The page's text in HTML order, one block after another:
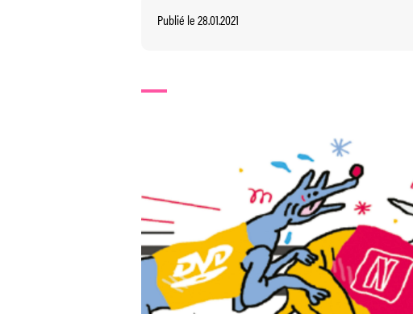
Publié le 28.01.2021